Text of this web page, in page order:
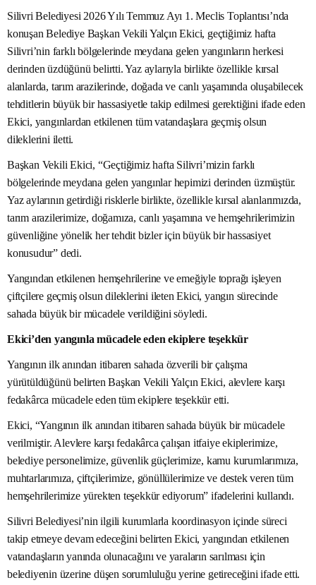
Silivri Belediyesi 2026 Yılı Temmuz Ayı 1. Meclis Toplantısı’nda
konuşan Belediye Başkan Vekili Yalçın Ekici, geçtiğimiz hafta
Silivri’nin farklı bölgelerinde meydana gelen yangınların herkesi
derinden üzdüğünü belirtti. Yaz aylarıyla birlikte özellikle kırsal
alanlarda, tarım arazilerinde, doğada ve canlı yaşamında oluşabilecek
tehditlerin büyük bir hassasiyetle takip edilmesi gerektiğini ifade eden
Ekici, yangınlardan etkilenen tüm vatandaşlara geçmiş olsun
dileklerini iletti.
Başkan Vekili Ekici, “Geçtiğimiz hafta Silivri’mizin farklı
bölgelerinde meydana gelen yangınlar hepimizi derinden üzmüştür.
Yaz aylarının getirdiği risklerle birlikte, özellikle kırsal alanlarımızda,
tarım arazilerimize, doğamıza, canlı yaşamına ve hemşehrilerimizin
güvenliğine yönelik her tehdit bizler için büyük bir hassasiyet
konusudur” dedi.
Yangından etkilenen hemşehrilerine ve emeğiyle toprağı işleyen
çiftçilere geçmiş olsun dileklerini ileten Ekici, yangın sürecinde
sahada büyük bir mücadele verildiğini söyledi.
Ekici’den yangınla mücadele eden ekiplere teşekkür
Yangının ilk anından itibaren sahada özverili bir çalışma
yürütüldüğünü belirten Başkan Vekili Yalçın Ekici, alevlere karşı
fedakârca mücadele eden tüm ekiplere teşekkür etti.
Ekici, “Yangının ilk anından itibaren sahada büyük bir mücadele
verilmiştir. Alevlere karşı fedakârca çalışan itfaiye ekiplerimize,
belediye personelimize, güvenlik güçlerimize, kamu kurumlarımıza,
muhtarlarımıza, çiftçilerimize, gönüllülerimize ve destek veren tüm
hemşehrilerimize yürekten teşekkür ediyorum” ifadelerini kullandı.
Silivri Belediyesi’nin ilgili kurumlarla koordinasyon içinde süreci
takip etmeye devam edeceğini belirten Ekici, yangından etkilenen
vatandaşların yanında olunacağını ve yaraların sarılması için
belediyenin üzerine düşen sorumluluğu yerine getireceğini ifade etti.